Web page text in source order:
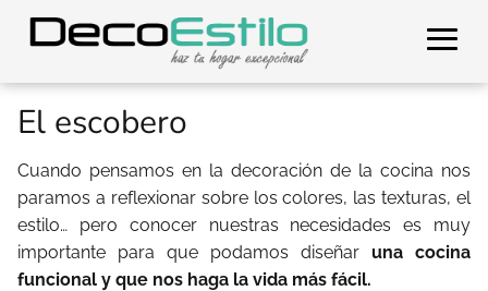
El escobero
Cuando pensamos en la decoración de la cocina nos
paramos a reflexionar sobre los colores, las texturas, el
estilo… pero conocer nuestras necesidades es muy
importante para que podamos diseñar una cocina
funcional y que nos haga la vida más fácil.